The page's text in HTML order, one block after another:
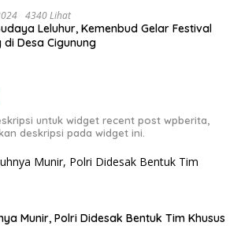
4340 Lihat
Leluhur, Kemenbud Gelar Festival
Desa Cigunung
untuk widget recent post wpberita,
deskripsi pada widget ini.
Munir, Polri Didesak Bentuk Tim Khusus